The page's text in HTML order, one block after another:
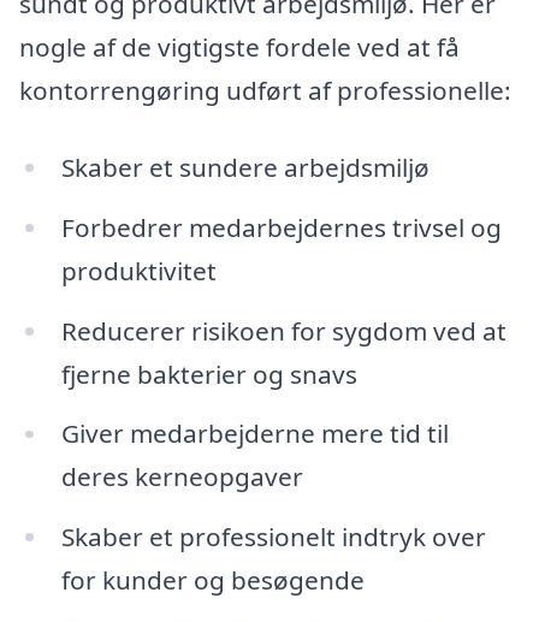
nogle af de vigtigste fordele ved at få
kontorrengøring udført af professionelle:
Skaber et sundere arbejdsmiljø
Forbedrer medarbejdernes trivsel og
produktivitet
Reducerer risikoen for sygdom ved at
fjerne bakterier og snavs
Giver medarbejderne mere tid til
deres kerneopgaver
Skaber et professionelt indtryk over
for kunder og besøgende